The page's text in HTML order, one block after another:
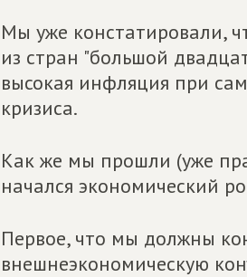
Мы уже констатировали,
из стран "большой
высокая инфляция при
кризиса.
Как же мы прошли (уже
начался экономический
Первое, что мы должны
внешнеэкономическую